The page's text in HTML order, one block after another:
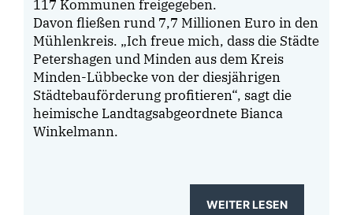
117 Kommunen freigegeben.
Davon fließen rund 7,7 Millionen Euro in den
Mühlenkreis. „Ich freue mich, dass die Städte
Petershagen und Minden aus dem Kreis
Minden-Lübbecke von der diesjährigen
Städtebauförderung profitieren“, sagt die
heimische Landtagsabgeordnete Bianca
Winkelmann.
WEITER LESEN